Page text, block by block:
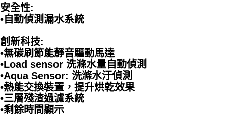
安全性:
•自動偵測漏水系統
創新科技:
•無碳刷節能靜音驅動馬達
•Load sensor 洗滌水量自動偵測
•Aqua Sensor: 洗滌水汙偵測
•熱能交換裝置，提升烘乾效果
•三層殘渣過濾系統
•剩餘時間顯示